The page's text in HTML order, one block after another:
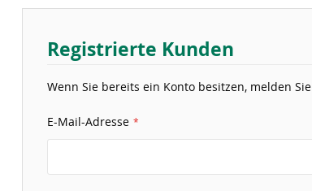
Registrierte Kunden
Wenn Sie bereits ein Konto besitzen, melden
E-Mail-Adresse